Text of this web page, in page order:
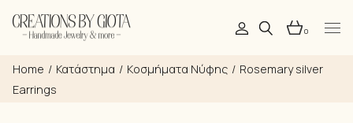
to
the 0
Home Κατάστημα Kοσμήματα Νύφης
Rosemary silver
Earrings